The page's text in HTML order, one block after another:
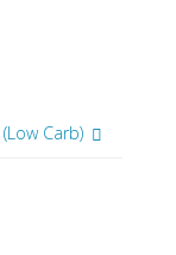
Carb)